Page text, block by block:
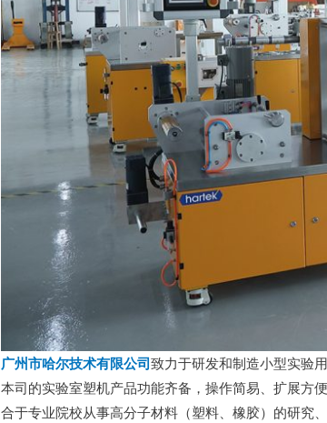
广州市哈尔技术有限公司致力于研发和制造小型实验
本司的实验室塑机产品功能齐备，操作简易、扩展方
合于专业院校从事高分子材料（塑料、橡胶）的研究